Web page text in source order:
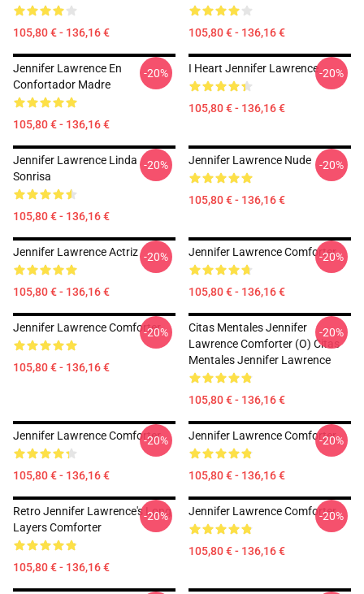
105,80 € - 136,16 € 105,80 € - 136,16 €
Jennifer Lawrence En
Confortador Madre
105,80 € - 136,16 €
-20% I Heart Jennifer Lawrence
105,80 € - 136,16 €
-20%
Jennifer Lawrence Linda
Sonrisa
105,80 € - 136,16 €
-20% Jennifer Lawrence Nude
105,80 € - 136,16 €
-20%
Jennifer Lawrence Actriz
105,80 € - 136,16 €
-20% Jennifer Lawrence Comforter
105,80 € - 136,16 €
-20%
Jennifer Lawrence Comforter
105,80 € - 136,16 €
-20%
Citas Mentales Jennifer
Lawrence Comforter (o) Citas
Mentales Jennifer Lawrence
105,80 € - 136,16 €
-20%
Jennifer Lawrence Comforter
105,80 € - 136,16 €
-20% Jennifer Lawrence Comforter
105,80 € - 136,16 €
-20%
Retro Jennifer Lawrence's Long
Layers Comforter
105,80 € - 136,16 €
-20% Jennifer Lawrence Comforter
105,80 € - 136,16 €
-20%